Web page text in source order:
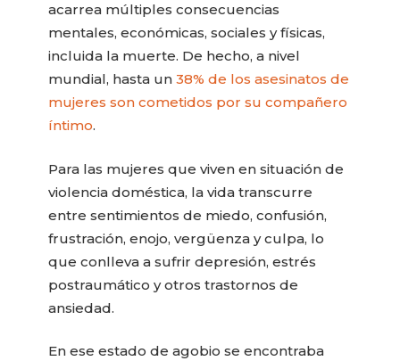
acarrea múltiples consecuencias
mentales, económicas, sociales y físicas,
incluida la muerte. De hecho, a nivel
mundial, hasta un38% de los asesinatos de
mujeres son cometidos por su compañero
íntimo.
Para las mujeres que viven en situación de
violencia doméstica, la vida transcurre
entre sentimientos de miedo, confusión,
frustración, enojo, vergüenza y culpa, lo
que conlleva a sufrir depresión, estrés
postraumático y otros trastornos de
ansiedad.
En ese estado de agobio se encontraba